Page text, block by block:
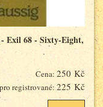
- Exil 68 - Sixty-Eight,
Cena: 250 Kč
registrované: 225 Kč